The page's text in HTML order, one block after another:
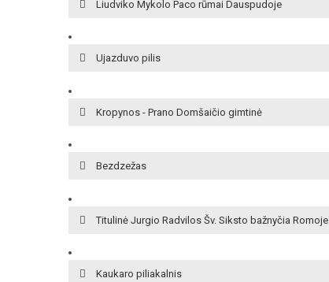
Liudviko Mykolo Paco rūmai Dauspudoje
Ujazduvo pilis
Kropynos - Prano Domšaičio gimtinė
Bezdzežas
Titulinė Jurgio Radvilos Šv. Siksto bažnyčia Romoje
Kaukaro piliakalnis